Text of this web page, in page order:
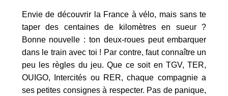
Envie de découvrir la France à vélo, mais sans te
taper des centaines de kilomètres en sueur ?
Bonne nouvelle : ton deux-roues peut embarquer
dans le train avec toi ! Par contre, faut connaître un
peu les règles du jeu. Que ce soit en TGV, TER,
OUIGO, Intercités ou RER, chaque compagnie a
ses petites consignes à respecter. Pas de panique,